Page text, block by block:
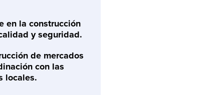
en la construcción
y seguridad.
de mercados
con las
locales.